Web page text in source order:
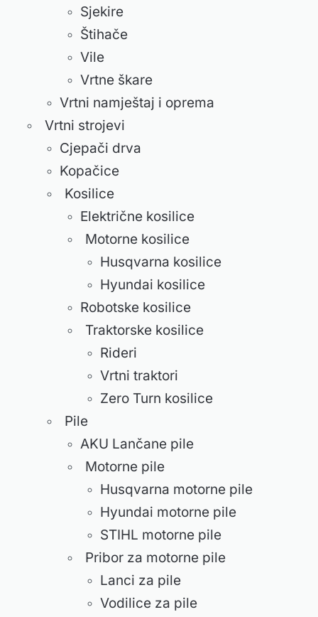
Sjekire
Štihače
Vile
Vrtne škare
Vrtni namještaj i oprema
Vrtni strojevi
Cjepači drva
Kopačice
Kosilice
Električne kosilice
Motorne kosilice
Husqvarna kosilice
Hyundai kosilice
Robotske kosilice
Traktorske kosilice
Rideri
Vrtni traktori
Zero Turn kosilice
Pile
AKU Lančane pile
Motorne pile
Husqvarna motorne pile
Hyundai motorne pile
STIHL motorne pile
Pribor za motorne pile
Lanci za pile
Vodilice za pile